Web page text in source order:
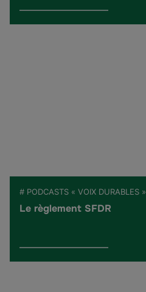
# PODCASTS « VOIX DURABLES »
Le règlement SFDR